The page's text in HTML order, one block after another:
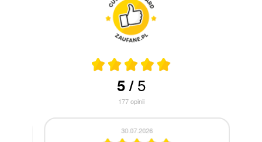
5/5
177opinii
30.07.2026